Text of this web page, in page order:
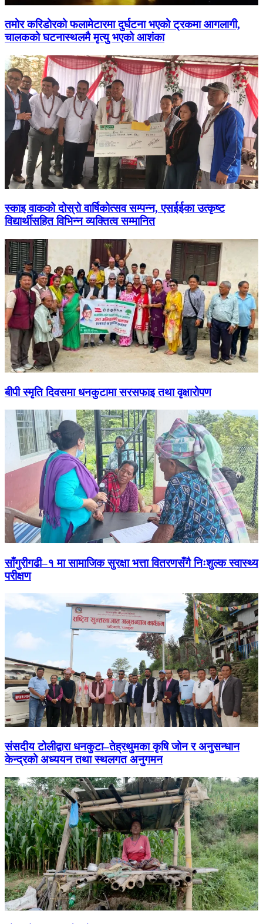
तमोर करिडोरको फलामेटारमा दुर्घटना भएको ट्रकमा आगलागी,
चालकको घटनास्थलमै मृत्यु भएको आशंका
स्काइ वाकको दोस्रो वार्षिकोत्सव सम्पन्न, एसईईका उत्कृष्ट
विद्यार्थीसहित विभिन्न व्यक्तित्व सम्मानित
बीपी स्मृति दिवसमा धनकुटामा सरसफाइ तथा वृक्षारोपण
साँगुरीगढी–१ मा सामाजिक सुरक्षा भत्ता वितरणसँगै निःशुल्क स्वास्थ्य
परीक्षण
संसदीय टोलीद्वारा धनकुटा–तेह्रथुमका कृषि जोन र अनुसन्धान
केन्द्रको अध्ययन तथा स्थलगत अनुगमन